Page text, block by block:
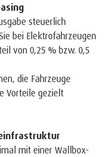
steuerlich
bei Elektrofahrzeugen
von 0,25 % bzw. 0,5
die Fahrzeuge
Vorteile gezielt
mit einer Wallbox-